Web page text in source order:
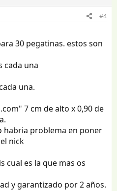
#4
30 pegatinas. estos son
cada una
una.
7 cm de alto x 0,90 de
habria problema en poner
nick
cual es la que mas os
y garantizado por 2 años.